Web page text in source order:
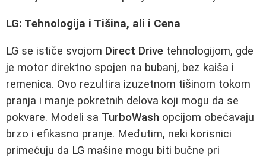
LG: Tehnologija i Tišina, ali i Cena
LG se ističe svojom Direct Drive tehnologijom, gde
je motor direktno spojen na bubanj, bez kaiša i
remenica. Ovo rezultira izuzetnom tišinom tokom
pranja i manje pokretnih delova koji mogu da se
pokvare. Modeli sa TurboWash opcijom obećavaju
brzo i efikasno pranje. Međutim, neki korisnici
primećuju da LG mašine mogu biti bučne pri